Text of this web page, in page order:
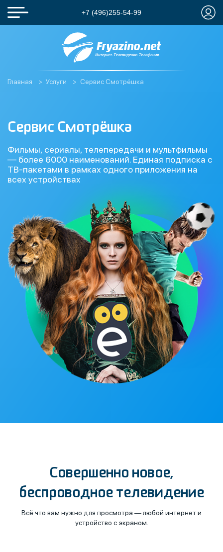
+7 (496)255-54-99
Главная Услуги Сервис Смотрёшка
Сервис Смотрёшка
Фильмы, сериалы, телепередачи и мультфильмы
— более 6000 наименований. Единая подписка с
ТВ-пакетами в рамках одного приложения на
всех устройствах
Совершенно новое,
беспроводное телевидение
Всё что вам нужно для просмотра — любой интернет и
устройство с экраном.